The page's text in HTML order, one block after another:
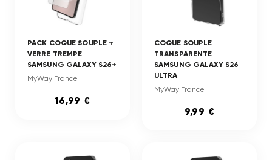
PACK COQUE SOUPLE +
VERRE TREMPE
SAMSUNG GALAXY S26+
MyWay France
16,99 €
COQUE SOUPLE
TRANSPARENTE
SAMSUNG GALAXY S26
ULTRA
MyWay France
9,99 €